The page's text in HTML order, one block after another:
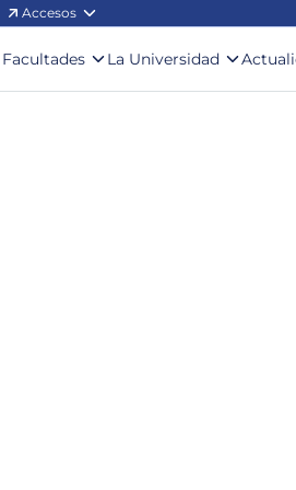
Accesos
Facultades La Universidad